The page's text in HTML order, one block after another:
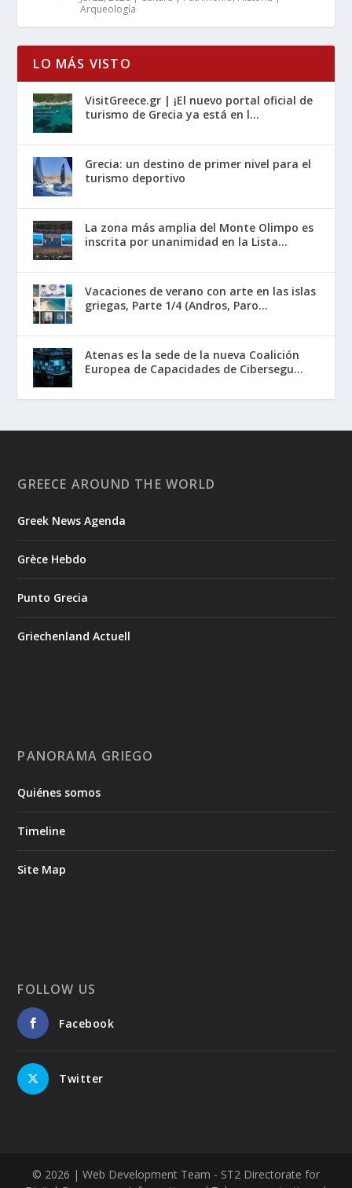
Arqueología
LO MÁS VISTO
VisitGreece.gr | ¡El nuevo portal oficial de
turismo de Grecia ya está en l...
Grecia: un destino de primer nivel para el
turismo deportivo
La zona más amplia del Monte Olimpo es
inscrita por unanimidad en la Lista...
Vacaciones de verano con arte en las islas
griegas, Parte 1/4 (Andros, Paro...
Atenas es la sede de la nueva Coalición
Europea de Capacidades de Cibersegu...
GREECE AROUND THE WORLD
Greek News Agenda
Grèce Hebdo
Punto Grecia
Griechenland Actuell
PANORAMA GRIEGO
Quiénes somos
Timeline
Site Map
FOLLOW US
Facebook
Twitter
© 2026 | Web Development Team - ST2 Directorate for